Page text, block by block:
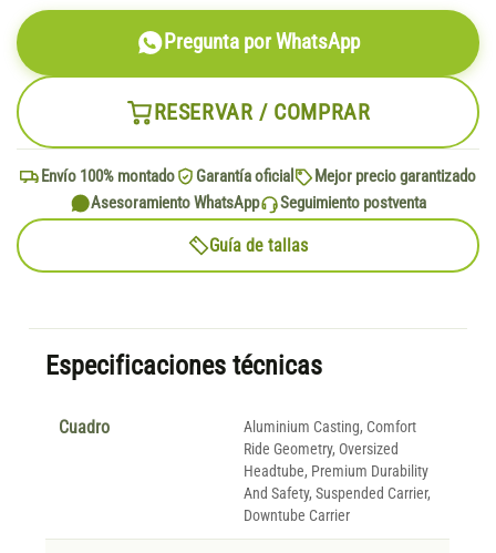
RESERVAR / COMPRAR
Pregunta por WhatsApp
Envío 100% montado Garantía oficial
Mejor precio garantizado
Asesoramiento WhatsApp
Seguimiento postventa
Guía de tallas
Especificaciones técnicas
Cuadro
Aluminium Casting, Comfort
Ride Geometry, Oversized
Headtube, Premium Durability
And Safety, Suspended Carrier,
Downtube Carrier